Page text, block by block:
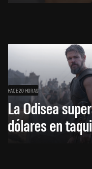
HACE 20 HORAS
La Odisea
dólares en